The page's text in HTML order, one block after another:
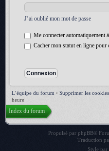
J’ai oublié mon mot de passe
Me connecter automatiquement
Cacher mon statut en ligne pour
L’équipe du forum • Supprimer les
heure
Index du forum
Propulsé par phpBB®
Traduction
Style par